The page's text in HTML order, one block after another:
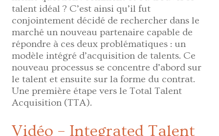
talent idéal ? C’est ainsi qu’il fut
conjointement décidé de rechercher dans le
marché un nouveau partenaire capable de
répondre à ces deux problématiques : un
modèle intégré d’acquisition de talents. Ce
nouveau processus se concentre d’abord sur
le talent et ensuite sur la forme du contrat.
Une première étape vers le Total Talent
Acquisition (TTA).
Vidéo – Integrated Talent